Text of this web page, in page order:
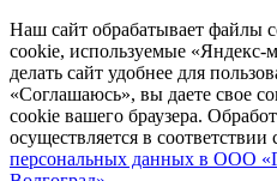
Наш сайт обрабатывает файлы
cookie, используемые
делать сайт удобнее для
«Соглашаюсь», вы даете свое
cookie вашего браузера.
осуществляется в соответствии
персональных данных в ООО